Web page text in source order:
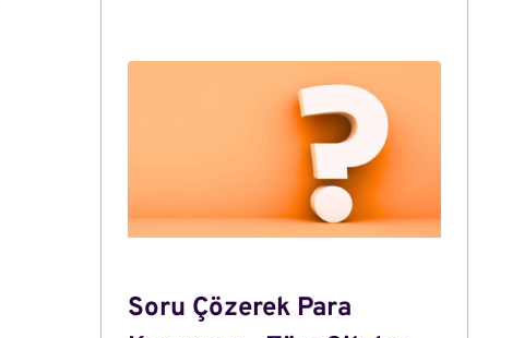
Soru Çözerek Para